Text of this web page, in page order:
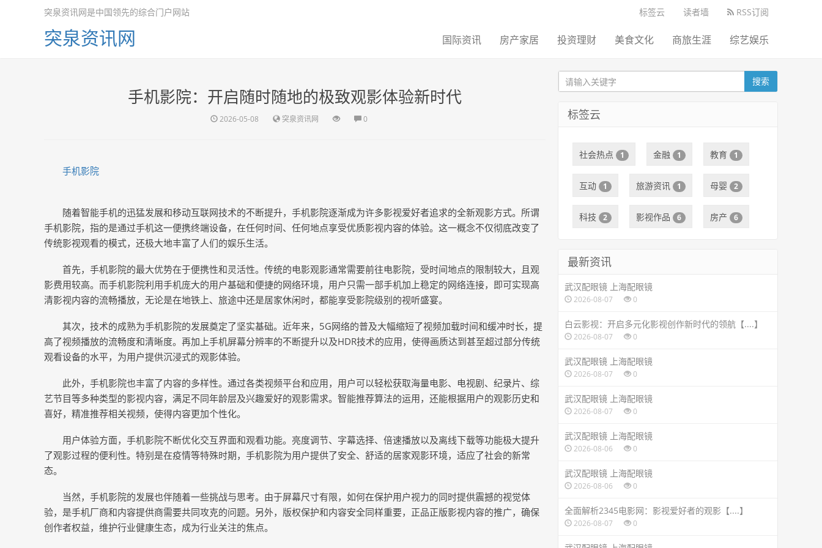
标签云 读者墙 RSS订阅
突泉资讯网是中国领先的综合门户网站
突泉资讯网 国际资讯 房产家居 投资理财 美食文化 商旅生涯 综艺娱乐
手机影院：开启随时随地的极致观影体验新时代
2026-05-08 突泉资讯网 0
手机影院
随着智能手机的迅猛发展和移动互联网技术的不断提升，手机影院逐渐成为许多影视爱好者追求的全新观影方式。所谓
手机影院，指的是通过手机这一便携终端设备，在任何时间、任何地点享受优质影视内容的体验。这一概念不仅彻底改变了
传统影视观看的模式，还极大地丰富了人们的娱乐生活。
首先，手机影院的最大优势在于便携性和灵活性。传统的电影观影通常需要前往电影院，受时间地点的限制较大，且观
影费用较高。而手机影院利用手机庞大的用户基础和便捷的网络环境，用户只需一部手机加上稳定的网络连接，即可实现高
清影视内容的流畅播放，无论是在地铁上、旅途中还是居家休闲时，都能享受影院级别的视听盛宴。
其次，技术的成熟为手机影院的发展奠定了坚实基础。近年来，5G网络的普及大幅缩短了视频加载时间和缓冲时长，提
高了视频播放的流畅度和清晰度。再加上手机屏幕分辨率的不断提升以及HDR技术的应用，使得画质达到甚至超过部分传统
观看设备的水平，为用户提供沉浸式的观影体验。
此外，手机影院也丰富了内容的多样性。通过各类视频平台和应用，用户可以轻松获取海量电影、电视剧、纪录片、综
艺节目等多种类型的影视内容，满足不同年龄层及兴趣爱好的观影需求。智能推荐算法的运用，还能根据用户的观影历史和
喜好，精准推荐相关视频，使得内容更加个性化。
用户体验方面，手机影院不断优化交互界面和观看功能。亮度调节、字幕选择、倍速播放以及离线下载等功能极大提升
了观影过程的便利性。特别是在疫情等特殊时期，手机影院为用户提供了安全、舒适的居家观影环境，适应了社会的新常
态。
当然，手机影院的发展也伴随着一些挑战与思考。由于屏幕尺寸有限，如何在保护用户视力的同时提供震撼的视觉体
验，是手机厂商和内容提供商需要共同攻克的问题。另外，版权保护和内容安全同样重要，正品正版影视内容的推广，确保
创作者权益，维护行业健康生态，成为行业关注的焦点。
搜索
标签云
社会热点 1 金融 1 教育 1
互动 1 旅游资讯 1 母婴 2
科技 2 影视作品 6 房产 6
最新资讯
武汉配眼镜 上海配眼镜
2026-08-07 0
白云影视：开启多元化影视创作新时代的领航【....】
2026-08-07 0
武汉配眼镜 上海配眼镜
2026-08-07 0
武汉配眼镜 上海配眼镜
2026-08-07 0
武汉配眼镜 上海配眼镜
2026-08-06 0
武汉配眼镜 上海配眼镜
2026-08-06 0
全面解析2345电影网：影视爱好者的观影【....】
2026-08-07 0